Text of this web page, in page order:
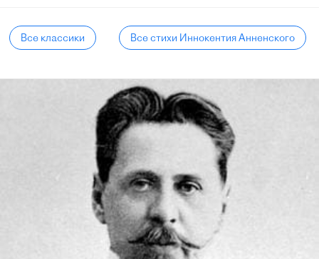
Все классики Все стихи Иннокентия Анненского